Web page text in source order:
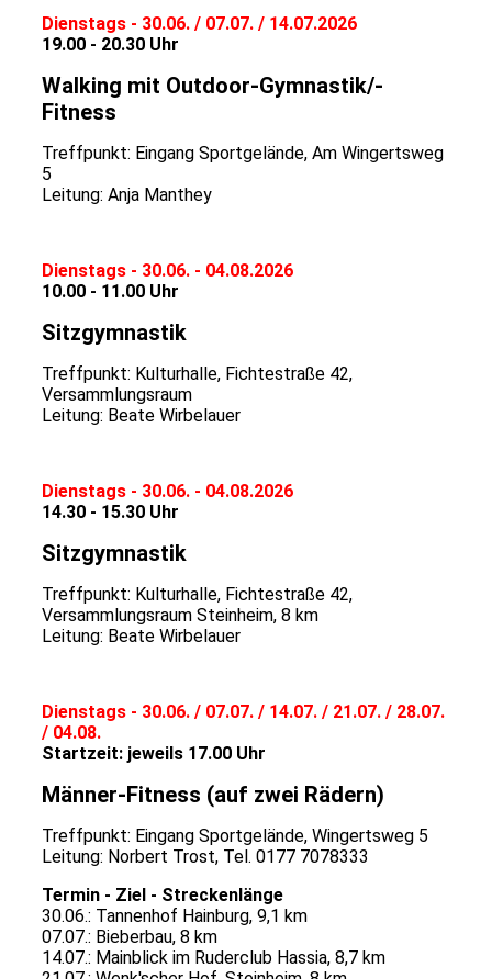
Dienstags - 30.06. / 07.07. / 14.07.2026
19.00 - 20.30 Uhr
Walking mit Outdoor-Gymnastik/-
Fitness
Treffpunkt: Eingang Sportgelände, Am Wingertsweg
5
Leitung: Anja Manthey
Dienstags - 30.06. - 04.08.2026
10.00 - 11.00 Uhr
Sitzgymnastik
Treffpunkt: Kulturhalle, Fichtestraße 42,
Versammlungsraum
Leitung: Beate Wirbelauer
Dienstags - 30.06. - 04.08.2026
14.30 - 15.30 Uhr
Sitzgymnastik
Treffpunkt: Kulturhalle, Fichtestraße 42,
Versammlungsraum Steinheim, 8 km
Leitung: Beate Wirbelauer
Dienstags - 30.06. / 07.07. / 14.07. / 21.07. / 28.07.
/ 04.08.
Startzeit: jeweils 17.00 Uhr
Männer-Fitness (auf zwei Rädern)
Treffpunkt: Eingang Sportgelände, Wingertsweg 5
Leitung: Norbert Trost, Tel. 0177 7078333
Termin - Ziel - Streckenlänge
30.06.: Tannenhof Hainburg, 9,1 km
07.07.: Bieberbau, 8 km
14.07.: Mainblick im Ruderclub Hassia, 8,7 km